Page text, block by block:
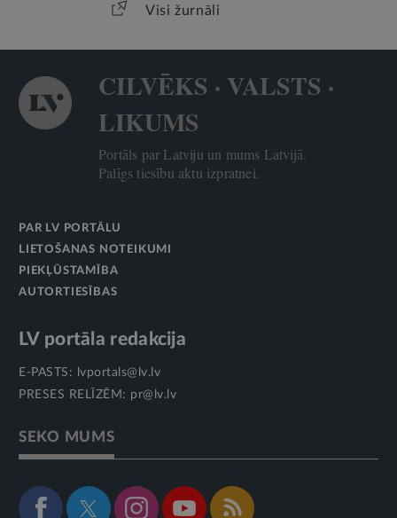
Visi žurnāli
CILVĒKS · VALSTS ·
LIKUMS
Portāls par Latviju un mums Latvijā.
Palīgs tiesību aktu izpratnei.
PAR LV PORTĀLU
LIETOŠANAS NOTEIKUMI
PIEKĻŪSTAMĪBA
AUTORTIESĪBAS
LV portāla redakcija
E-PASTS:
lvportals@lv.lv
PRESES RELĪZĒM: pr@lv.lv
SEKO MUMS